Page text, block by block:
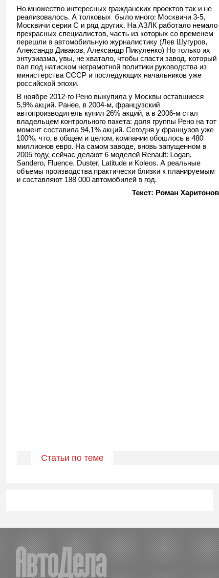
Но множество интересных гражданских проектов так и не
реализовалось. А толковых было много: Москвичи 3-5,
Москвичи серии C и ряд других. На АЗЛК работало немало
прекрасных специалистов, часть из которых со временем
перешли в автомобильную журналистику (Лев Шугуров,
Александр Диваков, Александр Пикуленко) Но только их
энтузиазма, увы, не хватало, чтобы спасти завод, который
пал под натиском неграмотной политики руководства из
министерства СССР и последующих начальников уже
российской эпохи.
В ноябре 2012-го Рено выкупила у Москвы оставшиеся
5,9% акций. Ранее, в 2004-м, французский
автопроизводитель купил 26% акций, а в 2006-м стал
владельцем контрольного пакета: доля группы Рено на тот
момент составила 94,1% акций. Сегодня у французов уже
100%, что, в общем и целом, компании обошлось в 480
миллионов евро. На самом заводе, вновь запущенном в
2005 году, сейчас делают 6 моделей Renault: Logan,
Sandero, Fluence, Duster, Latitude и Koleos. А реальные
объемы производства практически близки к планируемым
и составляют 188 000 автомобилей в год.
Текст: Роман Харитонов
Статьи по теме